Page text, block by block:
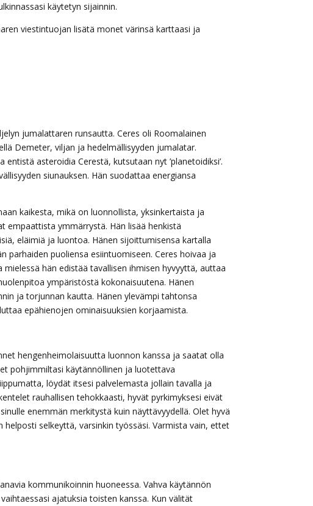
käytetyn sijainnin.
viestintuojan lisätä monet värinsä karttaasi ja
jumalattaren runsautta. Ceres oli Roomalainen
Demeter, viljan ja hedelmällisyyden jumalatar.
asteroidia Cerestä, kutsutaan nyt ’planetoidiksi’.
siunauksen. Hän suodattaa energiansa
kaikesta, mikä on luonnollista, yksinkertaista ja
empaattista ymmärrystä. Hän lisää henkistä
eläimiä ja luontoa. Hänen sijoittumisensa kartalla
puoliensa esiintuomiseen. Ceres hoivaa ja
hän edistää tavallisen ihmisen hyvyyttä, auttaa
ympäristöstä kokonaisuutena. Hänen
ja torjunnan kautta. Hänen ylevämpi tahtonsa
epähienojen ominaisuuksien korjaamista.
hengenheimolaisuutta luonnon kanssa ja saatat olla
pohjimmiltasi käytännöllinen ja luotettava
löydät itsesi palvelemasta jollain tavalla ja
rauhallisen tehokkaasti, hyvät pyrkimyksesi eivät
enemmän merkitystä kuin näyttävyydellä. Olet hyvä
selkeyttä, varsinkin työssäsi. Varmista vain, ettet
kommunikoinnin huoneessa. Vahva käytännön
ajatuksia toisten kanssa. Kun välität